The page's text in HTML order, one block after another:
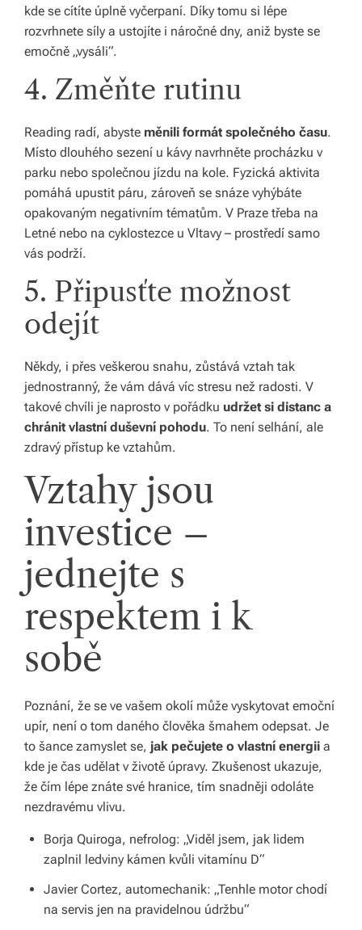
kde se cítíte úplně vyčerpaní. Díky tomu si lépe
rozvrhnete síly a ustojíte i náročné dny, aniž byste se
emočně „vysáli“.
4. Změňte rutinu
Reading radí, abyste měnili formát společného času.
Místo dlouhého sezení u kávy navrhněte procházku v
parku nebo společnou jízdu na kole. Fyzická aktivita
pomáhá upustit páru, zároveň se snáze vyhýbáte
opakovaným negativním tématům. V Praze třeba na
Letné nebo na cyklostezce u Vltavy – prostředí samo
vás podrží.
5. Připusťte možnost
odejít
Někdy, i přes veškerou snahu, zůstává vztah tak
jednostranný, že vám dává víc stresu než radosti. V
takové chvíli je naprosto v pořádku udržet si distanc a
chránit vlastní duševní pohodu. To není selhání, ale
zdravý přístup ke vztahům.
Vztahy jsou
investice –
jednejte s
respektem i k
sobě
Poznání, že se ve vašem okolí může vyskytovat emoční
upír, není o tom daného člověka šmahem odepsat. Je
to šance zamyslet se, jak pečujete o vlastní energii a
kde je čas udělat v životě úpravy. Zkušenost ukazuje,
že čím lépe znáte své hranice, tím snadněji odoláte
nezdravému vlivu.
Borja Quiroga, nefrolog: „Viděl jsem, jak lidem
zaplnil ledviny kámen kvůli vitamínu D“
Javier Cortez, automechanik: „Tenhle motor chodí
na servis jen na pravidelnou údržbu“